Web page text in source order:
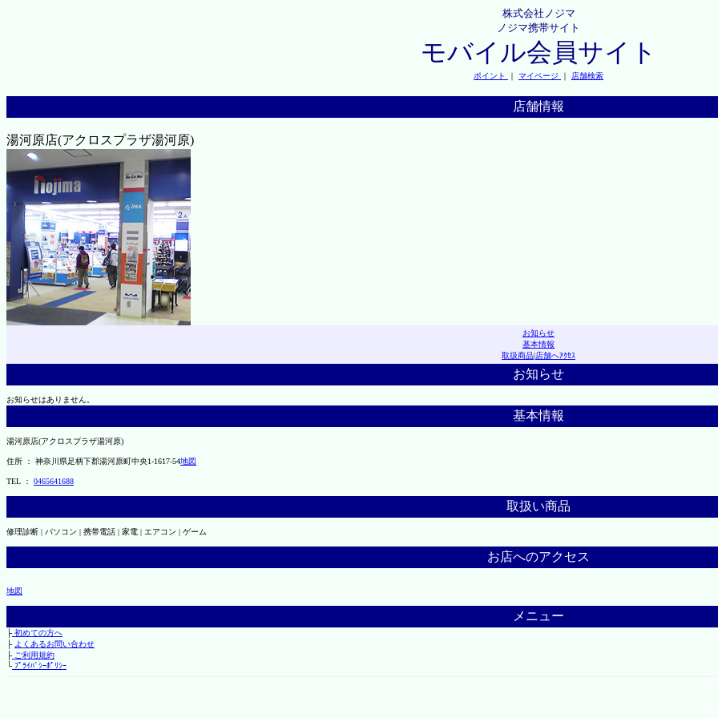
株式会社ノジマ
ノジマ携帯サイト
モバイル会員サイト
ポイント ｜ マイページ ｜ 店舗検索
店舗情報
湯河原店(アクロスプラザ湯河原)
お知らせ
基本情報
取扱商品|店舗へｱｸｾｽ
お知らせ
お知らせはありません。
基本情報
湯河原店(アクロスプラザ湯河原)
住所 ： 神奈川県足柄下郡湯河原町中央1-1617-54地図
TEL ： 0465641688
取扱い商品
修理診断 | パソコン | 携帯電話 | 家電 | エアコン | ゲーム
お店へのアクセス
地図
メニュー
├初めての方へ
├ よくあるお問い合わせ
├ご利用規約
└ﾌﾟﾗｲﾊﾞｼｰﾎﾟﾘｼｰ